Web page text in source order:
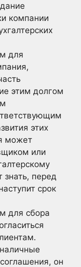
компании
для
этим долгом
этих
может
или
знать, перед
срок
для сбора
он